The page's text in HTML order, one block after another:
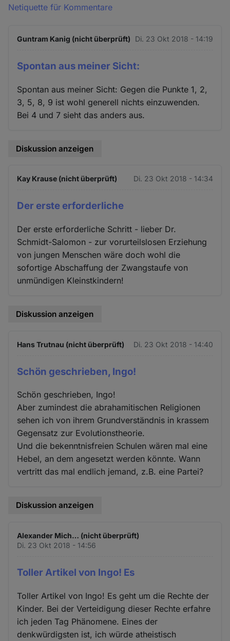
Netiquette für Kommentare
Guntram Kanig (nicht überprüft) Di. 23 Okt 2018 - 14:19
Spontan aus meiner Sicht:
Spontan aus meiner Sicht: Gegen die Punkte 1, 2,
3, 5, 8, 9 ist wohl generell nichts einzuwenden.
Bei 4 und 7 sieht das anders aus.
Diskussion anzeigen
Kay Krause (nicht überprüft) Di. 23 Okt 2018 - 14:34
Der erste erforderliche
Der erste erforderliche Schritt - lieber Dr.
Schmidt-Salomon - zur vorurteilslosen Erziehung
von jungen Menschen wäre doch wohl die
sofortige Abschaffung der Zwangstaufe von
unmündigen Kleinstkindern!
Diskussion anzeigen
Hans Trutnau (nicht überprüft) Di. 23 Okt 2018 - 14:40
Schön geschrieben, Ingo!
Schön geschrieben, Ingo!
Aber zumindest die abrahamitischen Religionen
sehen ich von ihrem Grundverständnis in krassem
Gegensatz zur Evolutionstheorie.
Und die bekenntnisfreien Schulen wären mal eine
Hebel, an dem angesetzt werden könnte. Wann
vertritt das mal endlich jemand, z.B. eine Partei?
Diskussion anzeigen
Alexander Mich… (nicht überprüft)
Di. 23 Okt 2018 - 14:56
Toller Artikel von Ingo! Es
Toller Artikel von Ingo! Es geht um die Rechte der
Kinder. Bei der Verteidigung dieser Rechte erfahre
ich jeden Tag Phänomene. Eines der
denkwürdigsten ist, ich würde atheistisch